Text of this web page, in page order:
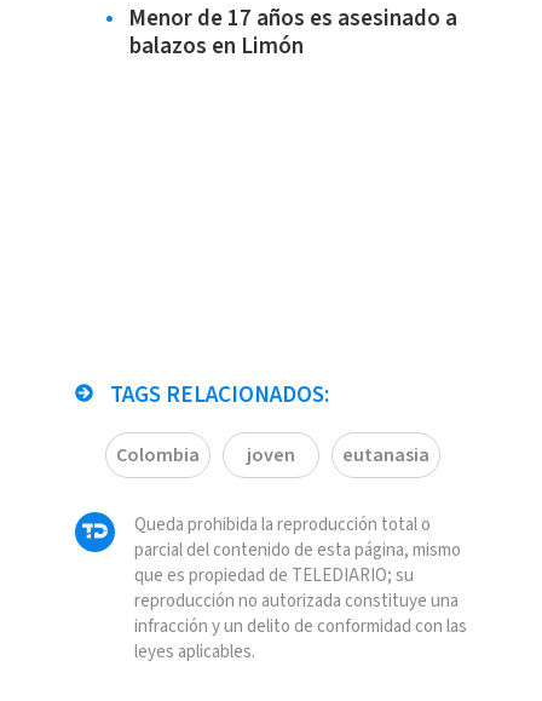
Menor de 17 años es asesinado a
balazos en Limón
TAGS RELACIONADOS:
Colombia joven eutanasia
Queda prohibida la reproducción total o
parcial del contenido de esta página, mismo
que es propiedad de TELEDIARIO; su
reproducción no autorizada constituye una
infracción y un delito de conformidad con las
leyes aplicables.